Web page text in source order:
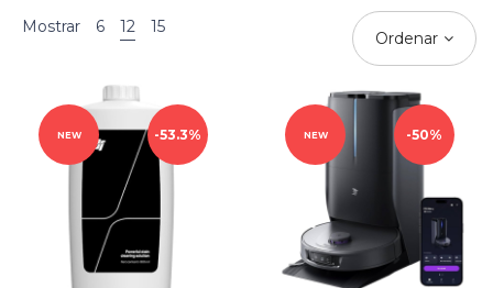
Mostrar 6 12 15
Ordenar
NEW 53.3% NEW 50%